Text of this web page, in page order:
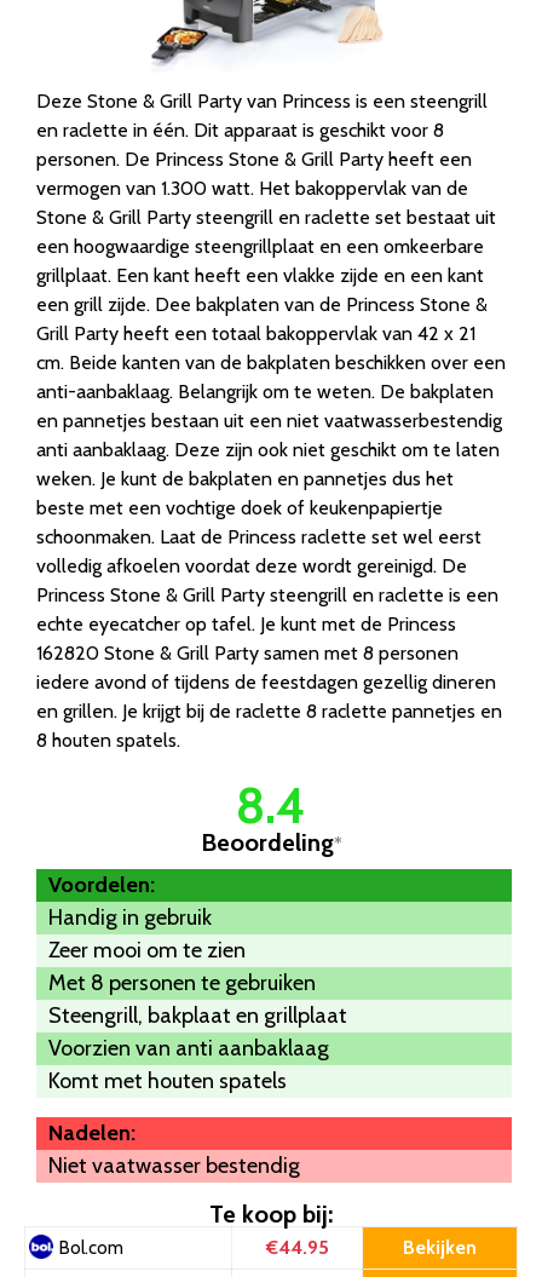
Deze Stone & Grill Party van Princess is een steengrill
en raclette in één. Dit apparaat is geschikt voor 8
personen. De Princess Stone & Grill Party heeft een
vermogen van 1.300 watt. Het bakoppervlak van de
Stone & Grill Party steengrill en raclette set bestaat uit
een hoogwaardige steengrillplaat en een omkeerbare
grillplaat. Een kant heeft een vlakke zijde en een kant
een grill zijde. Dee bakplaten van de Princess Stone &
Grill Party heeft een totaal bakoppervlak van 42 x 21
cm. Beide kanten van de bakplaten beschikken over een
anti-aanbaklaag. Belangrijk om te weten. De bakplaten
en pannetjes bestaan uit een niet vaatwasserbestendig
anti aanbaklaag. Deze zijn ook niet geschikt om te laten
weken. Je kunt de bakplaten en pannetjes dus het
beste met een vochtige doek of keukenpapiertje
schoonmaken. Laat de Princess raclette set wel eerst
volledig afkoelen voordat deze wordt gereinigd. De
Princess Stone & Grill Party steengrill en raclette is een
echte eyecatcher op tafel. Je kunt met de Princess
162820 Stone & Grill Party samen met 8 personen
iedere avond of tijdens de feestdagen gezellig dineren
en grillen. Je krijgt bij de raclette 8 raclette pannetjes en
8 houten spatels.
8.4
Beoordeling*
Voordelen:
Handig in gebruik
Zeer mooi om te zien
Met 8 personen te gebruiken
Steengrill, bakplaat en grillplaat
Voorzien van anti aanbaklaag
Komt met houten spatels
Nadelen:
Niet vaatwasser bestendig
Te koop bij:
Bol.com €44.95 Bekijken